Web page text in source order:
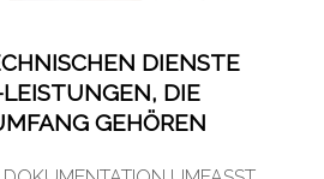
DIENSTE
DIE
GEHÖREN